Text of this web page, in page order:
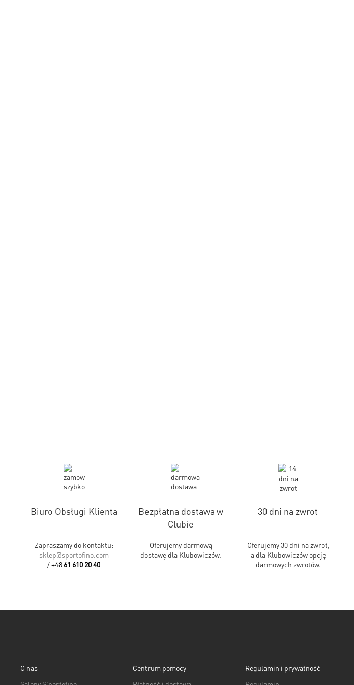
Biuro Obsługi Klienta
Zapraszamy do kontaktu:
sklep@sportofino.com
/+48 61 610 20 40
Bezpłatna dostawa w
Clubie
Oferujemy darmową
dostawę dla Klubowiczów.
30 dni na zwrot
Oferujemy 30 dni na zwrot,
a dla Klubowiczów opcję
darmowych zwrotów.
O nas
Centrum pomocy
Regulamin i prywatność